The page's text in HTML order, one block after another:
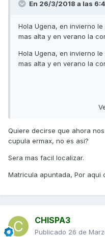
En 26/3/2018 a las
Hola Ugena, en invierno
mas alta y en verano la
Hola Ugena, en invierno
mas alta y en verano la
Quiere decirse que ahora
cupula ermax, no es asi?
Sera mas facil localizar.
Matricula apuntada, Por aqui
CHISPA3
Publicado 26 de